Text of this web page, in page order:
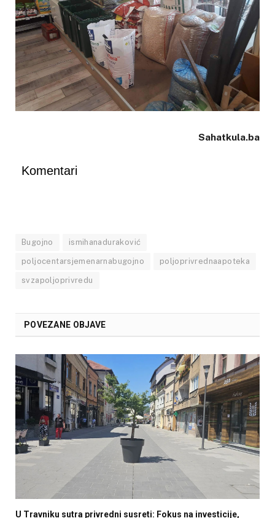
Sahatkula.ba
Komentari
Bugojno ismihanaduraković
poljocentarsjemenarnabugojno poljoprivrednaapoteka
svzapoljoprivredu
POVEZANE OBJAVE
U Travniku sutra privredni susreti: Fokus na investicije,